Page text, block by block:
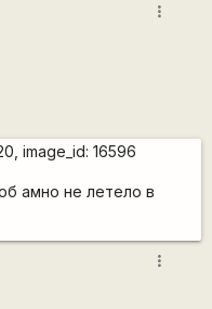
more_vert
амно не летело в
more_vert